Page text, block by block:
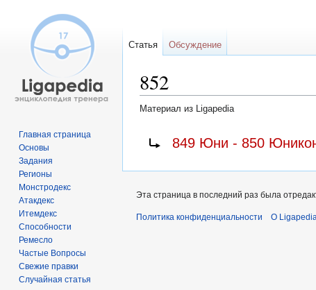
852
Материал из Ligapedia
849 Юни - 850
Статья Обсуждение
Главная страница
Основы
Задания
Регионы
Монстродекс
Атакдекс
Итемдекс
Способности
Ремесло
Частые Вопросы
Свежие правки
Случайная статья
Эта страница в последний раз была
Политика конфиденциальности О Ligapedia